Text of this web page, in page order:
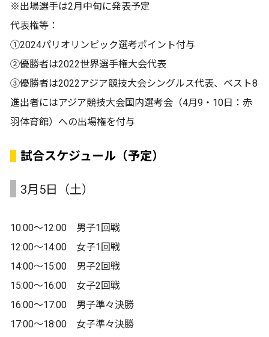
※出場選手は2月中旬に発表予定
代表権等：
①2024パリオリンピック選考ポイント付与
②優勝者は2022世界選手権大会代表
③優勝者は2022アジア競技大会シングルス代表、ベスト8
進出者にはアジア競技大会国内選考会（4月9・10日：赤
羽体育館）への出場権を付与
試合スケジュール（予定）
3月5日（土）
10:00〜12:00 男子1回戦
12:00〜14:00 女子1回戦
14:00〜15:00 男子2回戦
15:00〜16:00 女子2回戦
16:00〜17:00 男子準々決勝
17:00〜18:00 女子準々決勝